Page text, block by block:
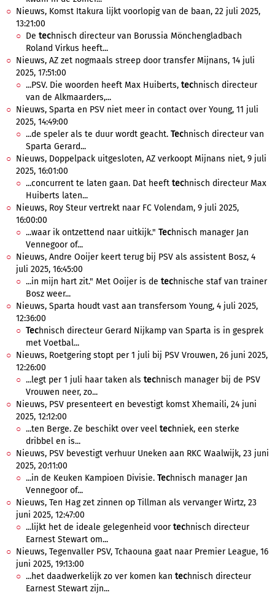
Nieuws, Komst Itakura lijkt voorlopig van de baan, 22 juli 2025,
13:21:00
De technisch directeur van Borussia Mönchengladbach
Roland Virkus heeft...
Nieuws, AZ zet nogmaals streep door transfer Mijnans, 14 juli
2025, 17:51:00
...PSV. Die woorden heeft Max Huiberts, technisch directeur
van de Alkmaarders,...
Nieuws, Sparta en PSV niet meer in contact over Young, 11 juli
2025, 14:49:00
...de speler als te duur wordt geacht. Technisch directeur van
Sparta Gerard...
Nieuws, Doppelpack uitgesloten, AZ verkoopt Mijnans niet, 9 juli
2025, 16:01:00
...concurrent te laten gaan. Dat heeft technisch directeur Max
Huiberts laten...
Nieuws, Roy Steur vertrekt naar FC Volendam, 9 juli 2025,
16:00:00
...waar ik ontzettend naar uitkijk." Technisch manager Jan
Vennegoor of...
Nieuws, Andre Ooijer keert terug bij PSV als assistent Bosz, 4
juli 2025, 16:45:00
...in mijn hart zit." Met Ooijer is de technische staf van trainer
Bosz weer...
Nieuws, Sparta houdt vast aan transfersom Young, 4 juli 2025,
12:36:00
Technisch directeur Gerard Nijkamp van Sparta is in gesprek
met Voetbal...
Nieuws, Roetgering stopt per 1 juli bij PSV Vrouwen, 26 juni 2025,
12:26:00
...legt per 1 juli haar taken als technisch manager bij de PSV
Vrouwen neer, zo...
Nieuws, PSV presenteert en bevestigt komst Xhemaili, 24 juni
2025, 12:12:00
...ten Berge. Ze beschikt over veel techniek, een sterke
dribbel en is...
Nieuws, PSV bevestigt verhuur Uneken aan RKC Waalwijk, 23 juni
2025, 20:11:00
...in de Keuken Kampioen Divisie. Technisch manager Jan
Vennegoor of...
Nieuws, Ten Hag zet zinnen op Tillman als vervanger Wirtz, 23
juni 2025, 12:47:00
...lijkt het de ideale gelegenheid voortechnisch directeur
Earnest Stewart om...
Nieuws, Tegenvaller PSV, Tchaouna gaat naar Premier League, 16
juni 2025, 19:13:00
...het daadwerkelijk zo ver komen kan technisch directeur
Earnest Stewart zijn...